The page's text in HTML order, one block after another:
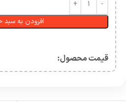
افزودن به سبد
قیمت محصول:​